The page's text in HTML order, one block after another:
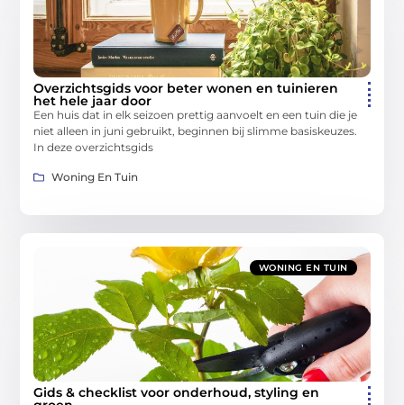
Overzichtsgids voor beter wonen en tuinieren
het hele jaar door
Een huis dat in elk seizoen prettig aanvoelt en een tuin die je
niet alleen in juni gebruikt, beginnen bij slimme basiskeuzes.
In deze overzichtsgids
Woning En Tuin
WONING EN TUIN
Gids & checklist voor onderhoud, styling en